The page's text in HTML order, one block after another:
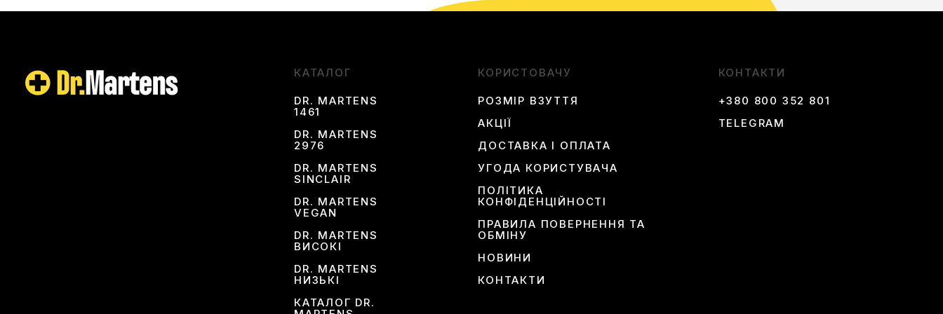
КАТАЛОГ
DR. MARTENS
1461
DR. MARTENS
2976
DR. MARTENS
SINCLAIR
DR. MARTENS
VEGAN
DR. MARTENS
ВИСОКІ
DR. MARTENS
НИЗЬКІ
КАТАЛОГ DR.
КОРИСТОВАЧУ
РОЗМІР ВЗУТТЯ
АКЦІЇ
ДОСТАВКА І ОПЛАТА
УГОДА КОРИСТУВАЧА
ПОЛІТИКА
КОНФІДЕНЦІЙНОСТІ
ПРАВИЛА ПОВЕРНЕННЯ ТА
ОБМІНУ
НОВИНИ
КОНТАКТИ
КОНТАКТИ
+380 800 352 801
TELEGRAM